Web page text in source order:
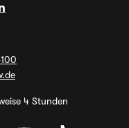
4 Stunden